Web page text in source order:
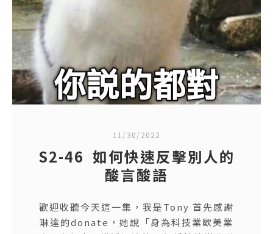
11/30/2022
S2-46 如何快速反擊別人的
酸言酸語
歡迎收聽今天這一集，我是Tony 首先感謝
琳達的donate，她說「身為科技業歐美業